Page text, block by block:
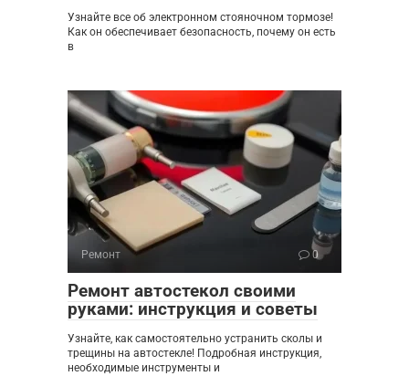
Узнайте все об электронном стояночном тормозе!
Как он обеспечивает безопасность, почему он есть
в
Ремонт 0
Ремонт автостекол своими
руками: инструкция и советы
Узнайте, как самостоятельно устранить сколы и
трещины на автостекле! Подробная инструкция,
необходимые инструменты и